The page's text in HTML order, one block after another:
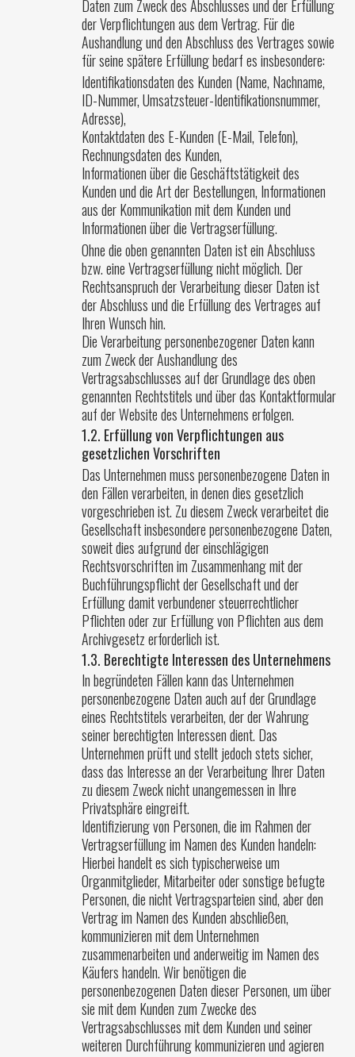
Daten zum Zweck des Abschlusses und der Erfüllung
der Verpflichtungen aus dem Vertrag. Für die
Aushandlung und den Abschluss des Vertrages sowie
für seine spätere Erfüllung bedarf es insbesondere:
Identifikationsdaten des Kunden (Name, Nachname,
ID-Nummer, Umsatzsteuer-Identifikationsnummer,
Adresse),
Kontaktdaten des E-Kunden (E-Mail, Telefon),
Rechnungsdaten des Kunden,
Informationen über die Geschäftstätigkeit des
Kunden und die Art der Bestellungen, Informationen
aus der Kommunikation mit dem Kunden und
Informationen über die Vertragserfüllung.
Ohne die oben genannten Daten ist ein Abschluss
bzw. eine Vertragserfüllung nicht möglich. Der
Rechtsanspruch der Verarbeitung dieser Daten ist
der Abschluss und die Erfüllung des Vertrages auf
Ihren Wunsch hin.
Die Verarbeitung personenbezogener Daten kann
zum Zweck der Aushandlung des
Vertragsabschlusses auf der Grundlage des oben
genannten Rechtstitels und über das Kontaktformular
auf der Website des Unternehmens erfolgen.
1.2. Erfüllung von Verpflichtungen aus
gesetzlichen Vorschriften
Das Unternehmen muss personenbezogene Daten in
den Fällen verarbeiten, in denen dies gesetzlich
vorgeschrieben ist. Zu diesem Zweck verarbeitet die
Gesellschaft insbesondere personenbezogene Daten,
soweit dies aufgrund der einschlägigen
Rechtsvorschriften im Zusammenhang mit der
Buchführungspflicht der Gesellschaft und der
Erfüllung damit verbundener steuerrechtlicher
Pflichten oder zur Erfüllung von Pflichten aus dem
Archivgesetz erforderlich ist.
1.3. Berechtigte Interessen des Unternehmens
In begründeten Fällen kann das Unternehmen
personenbezogene Daten auch auf der Grundlage
eines Rechtstitels verarbeiten, der der Wahrung
seiner berechtigten Interessen dient. Das
Unternehmen prüft und stellt jedoch stets sicher,
dass das Interesse an der Verarbeitung Ihrer Daten
zu diesem Zweck nicht unangemessen in Ihre
Privatsphäre eingreift.
Identifizierung von Personen, die im Rahmen der
Vertragserfüllung im Namen des Kunden handeln:
Hierbei handelt es sich typischerweise um
Organmitglieder, Mitarbeiter oder sonstige befugte
Personen, die nicht Vertragsparteien sind, aber den
Vertrag im Namen des Kunden abschließen,
kommunizieren mit dem Unternehmen
zusammenarbeiten und anderweitig im Namen des
Käufers handeln. Wir benötigen die
personenbezogenen Daten dieser Personen, um über
sie mit dem Kunden zum Zwecke des
Vertragsabschlusses mit dem Kunden und seiner
weiteren Durchführung kommunizieren und agieren